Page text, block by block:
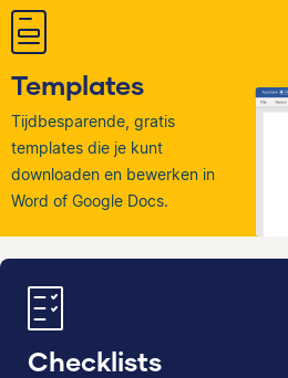
Templates
Tijdbesparende, gratis
templates die je kunt
downloaden en bewerken in
Word of Google Docs.
Checklists